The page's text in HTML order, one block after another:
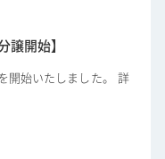
譲開始】
開始いたしました。 詳